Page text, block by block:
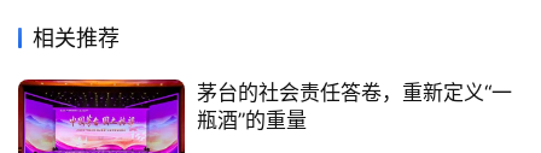
相关推荐
茅台的社会责任答卷，重新定义“一
瓶酒”的重量